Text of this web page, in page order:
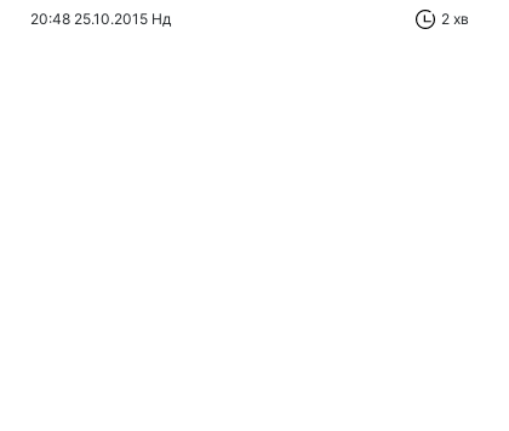
20:48 25.10.2015 Нд 2 хв